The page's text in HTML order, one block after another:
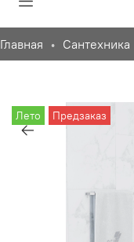
Главная Сантехника
Лето Предзаказ